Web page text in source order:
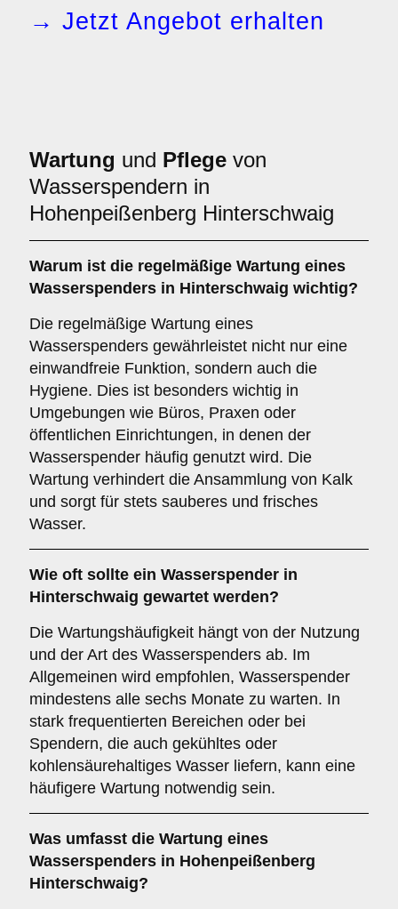
→ Jetzt Angebot erhalten
Wartung und Pflege von
Wasserspendern in
Hohenpeißenberg Hinterschwaig
Warum ist die regelmäßige Wartung eines
Wasserspenders in Hinterschwaig wichtig?
Die regelmäßige Wartung eines
Wasserspenders gewährleistet nicht nur eine
einwandfreie Funktion, sondern auch die
Hygiene. Dies ist besonders wichtig in
Umgebungen wie Büros, Praxen oder
öffentlichen Einrichtungen, in denen der
Wasserspender häufig genutzt wird. Die
Wartung verhindert die Ansammlung von Kalk
und sorgt für stets sauberes und frisches
Wasser.
Wie oft sollte ein Wasserspender in
Hinterschwaig gewartet werden?
Die Wartungshäufigkeit hängt von der Nutzung
und der Art des Wasserspenders ab. Im
Allgemeinen wird empfohlen, Wasserspender
mindestens alle sechs Monate zu warten. In
stark frequentierten Bereichen oder bei
Spendern, die auch gekühltes oder
kohlensäurehaltiges Wasser liefern, kann eine
häufigere Wartung notwendig sein.
Was umfasst die Wartung eines
Wasserspenders in Hohenpeißenberg
Hinterschwaig?